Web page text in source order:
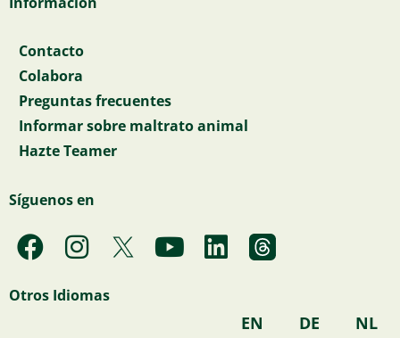
Contacto
Colabora
Preguntas frecuentes
Informar sobre maltrato animal
Hazte Teamer
Síguenos en
F
a
c
I
n
s
Y
o
L
i
Otros Idiomas
EN DE NL